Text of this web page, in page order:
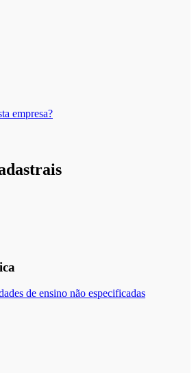
empresa?
de ensino não especificadas